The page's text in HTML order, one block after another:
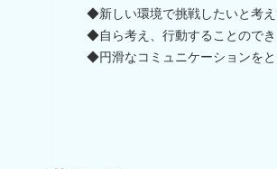
◆新しい環境で挑戦したいと考
◆自ら考え、行動することので
◆円滑なコミュニケーションを